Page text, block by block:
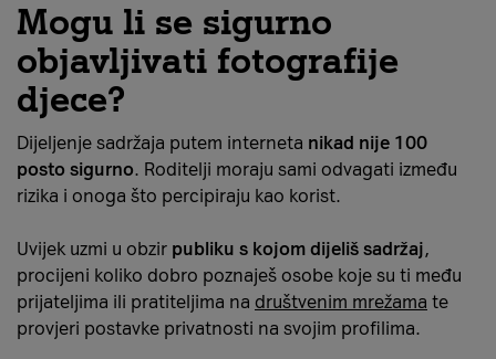
Mogu li se sigurno
objavljivati fotografije
djece?
Dijeljenje sadržaja putem interneta nikad nije 100
posto sigurno. Roditelji moraju sami odvagati između
rizika i onoga što percipiraju kao korist.
Uvijek uzmi u obzir publiku s kojom dijeliš sadržaj,
procijeni koliko dobro poznaješ osobe koje su ti među
prijateljima ili pratiteljima na društvenim mrežama te
provjeri postavke privatnosti na svojim profilima.